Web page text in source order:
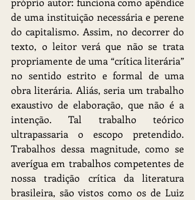
de uma instituição necessária e perene
do capitalismo. Assim, no decorrer do
texto, o leitor verá que não se trata
propriamente de uma “crítica literária”
no sentido estrito e formal de uma
obra literária. Aliás, seria um trabalho
exaustivo de elaboração, que não é a
intenção. Tal trabalho teórico
ultrapassaria o escopo pretendido.
Trabalhos dessa magnitude, como se
averígua em trabalhos competentes de
nossa tradição crítica da literatura
brasileira, são vistos como os de Luiz